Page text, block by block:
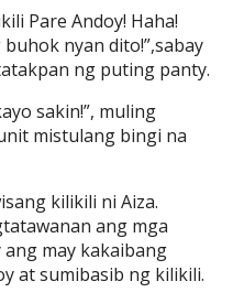
Pare Andoy! Haha!
nyan dito!”,sabay
ng puting panty.
sakin!”, muling
mistulang bingi na
kilikili ni Aiza.
ang mga
ang may kakaibang
at sumibasib ng kilikili.